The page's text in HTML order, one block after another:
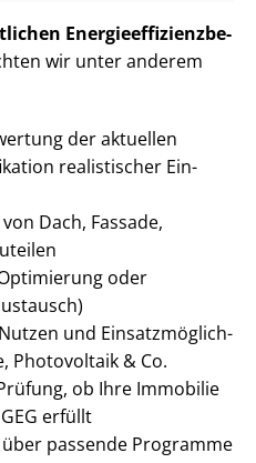
En­er­gie­ef­fi­zi­enz­be­
wir unter anderem
der aktuellen
realistischer Ein­
Dach, Fassade,
oder
und Ein­satz­mög­lich­
Photovoltaik & Co.
ob Ihre Immobilie
erfüllt
passende Programme